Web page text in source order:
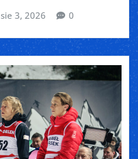
sie 3, 2026 0